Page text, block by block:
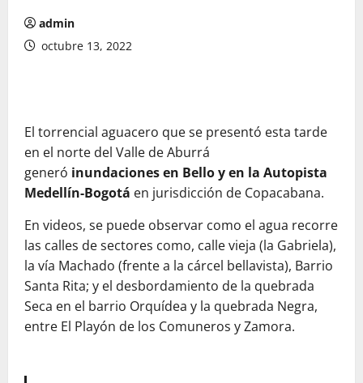
admin
octubre 13, 2022
El torrencial aguacero que se presentó esta tarde
en el norte del Valle de Aburrá
generó inundaciones en Bello y en la Autopista
Medellín-Bogotá en jurisdicción de Copacabana.
En videos, se puede observar como el agua recorre
las calles de sectores como, calle vieja (la Gabriela),
la vía Machado (frente a la cárcel bellavista), Barrio
Santa Rita; y el desbordamiento de la quebrada
Seca en el barrio Orquídea y la quebrada Negra,
entre El Playón de los Comuneros y Zamora.